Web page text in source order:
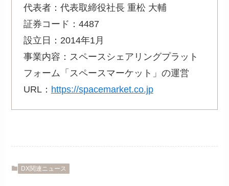
代表者：代表取締役社長 重松 大輔
証券コード：4487
設立日：2014年1月
事業内容：スペースシェアリングプラット
フォーム「スペースマーケット」の運営
URL： https://spacemarket.co.jp
DX関連ニュース